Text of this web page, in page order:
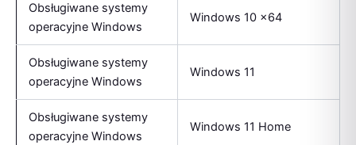
Obsługiwane systemy
operacyjne Windows
Windows 10 x64
Obsługiwane systemy
operacyjne Windows
Windows 11
Obsługiwane systemy
operacyjne Windows
Windows 11 Home